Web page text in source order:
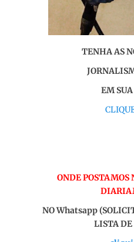
TENHA AS
EM
ONDE POSTAMOS
NO Whatsapp
LISTA